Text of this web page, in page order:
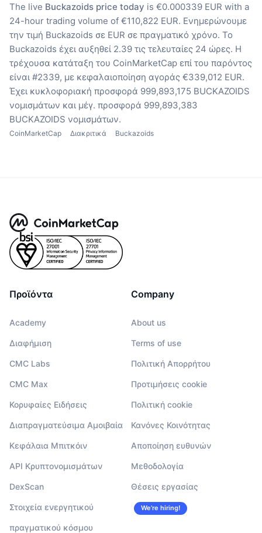
The live Buckazoids price today is €0.000339 EUR with a
24-hour trading volume of €110,822 EUR. Ενημερώνουμε
την τιμή Buckazoids σε EUR σε πραγματικό χρόνο. Το
Buckazoids έχει αυξηθεί 2.39 τις τελευταίες 24 ώρες. Η
τρέχουσα κατάταξη του CoinMarketCap επί του παρόντος
είναι #2339, με κεφαλαιοποίηση αγοράς €339,012 EUR.
Έχει κυκλοφοριακή προσφορά 999,893,175 BUCKAZOIDS
νομισμάτων και μέγ. προσφορά 999,893,383
BUCKAZOIDS νομισμάτων.
CoinMarketCap Διακριτικά Buckazoids
Προϊόντα
Academy
Διαφήμιση
CMC Labs
CMC Max
Κορυφαίες Ειδήσεις
Διαπραγματεύσιμα Αμοιβαία
Κεφάλαια Μπιτκόιν
API Κρυπτονομισμάτων
DexScan
Στοιχεία ενεργητικού
πραγματικού κόσμου
Company
About us
Terms of use
Πολιτική Απορρήτου
Προτιμήσεις cookie
Πολιτική cookie
Κανόνες Κοινότητας
Αποποίηση ευθυνών
Μεθοδολογία
Θέσεις εργασίας
We’re hiring!